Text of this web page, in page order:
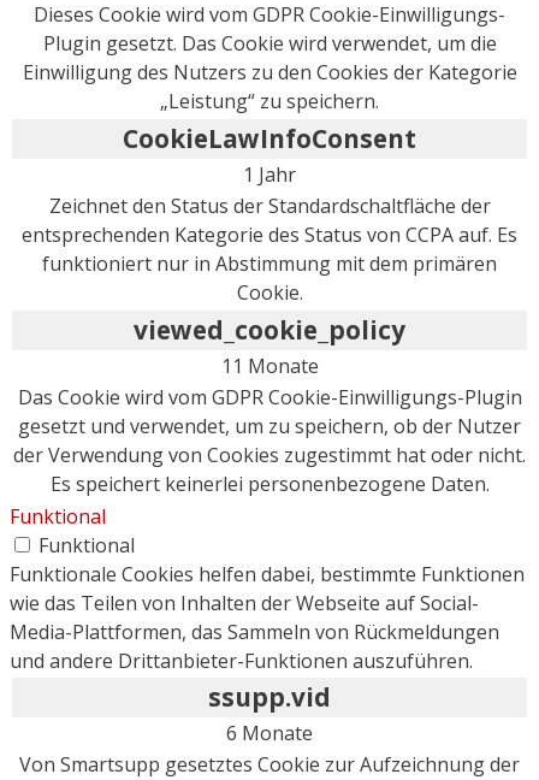
Dieses Cookie wird vom GDPR Cookie-Einwilligungs-
Plugin gesetzt. Das Cookie wird verwendet, um die
Einwilligung des Nutzers zu den Cookies der Kategorie
„Leistung“ zu speichern.
CookieLawInfoConsent
1 Jahr
Zeichnet den Status der Standardschaltfläche der
entsprechenden Kategorie des Status von CCPA auf. Es
funktioniert nur in Abstimmung mit dem primären
Cookie.
viewed_cookie_policy
11 Monate
Das Cookie wird vom GDPR Cookie-Einwilligungs-Plugin
gesetzt und verwendet, um zu speichern, ob der Nutzer
der Verwendung von Cookies zugestimmt hat oder nicht.
Es speichert keinerlei personenbezogene Daten.
Funktional
Funktional
Funktionale Cookies helfen dabei, bestimmte Funktionen
wie das Teilen von Inhalten der Webseite auf Social-
Media-Plattformen, das Sammeln von Rückmeldungen
und andere Drittanbieter-Funktionen auszuführen.
ssupp.vid
6 Monate
Von Smartsupp gesetztes Cookie zur Aufzeichnung der